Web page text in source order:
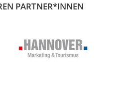
PARTNER*INNEN